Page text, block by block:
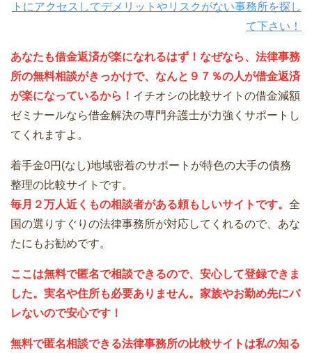
トにアクセスしてデメリットやリスクがない事務所を探し
て下さい！
あなたも借金返済が楽になれるはず！なぜなら、法律事務
所の無料相談がきっかけで、なんと９７％の人が借金返済
が楽になっているから！ イチオシの比較サイトの借金減額
ゼミナールなら借金解決の専門弁護士が力強くサポートし
てくれますよ。
着手金0円(なし)地域密着のサポートが特色の大手の債務
整理の比較サイトです。
毎月２万人近くもの相談者がある頼もしいサイトです。 全
国の選りすぐりの法律事務所が対応してくれるので、あな
たにもお勧めです。
ここは無料で匿名で相談できるので、安心して登録できま
した。実名や住所も必要ありません。家族やお勤め先にバ
レないので安心です！
無料で匿名相談できる法律事務所の比較サイトは私の知る